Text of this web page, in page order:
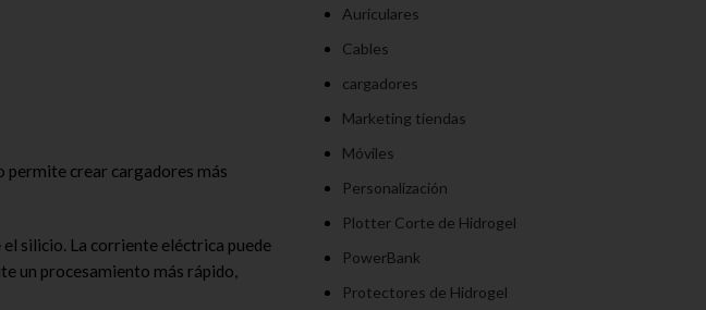
permite crear cargadores más
silicio. La corriente eléctrica puede
un procesamiento más rápido,
Auriculares
Cables
cargadores
Marketing tiendas
Móviles
Personalización
Plotter Corte de Hidrogel
PowerBank
Protectores de Hidrogel